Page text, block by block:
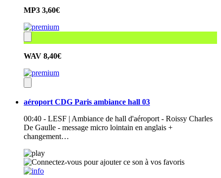
MP3 3,60€
WAV 8,40€
aéroport CDG Paris ambiance hall 03
00:40 - LESF | Ambiance de hall d'aéroport - Roissy Charles
De Gaulle - message micro lointain en anglais +
changement…